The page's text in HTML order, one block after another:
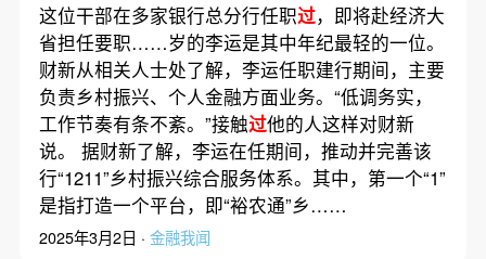
这位干部在多家银行总分行任职过，即将赴经济大
省担任要职……岁的李运是其中年纪最轻的一位。
财新从相关人士处了解，李运任职建行期间，主要
负责乡村振兴、个人金融方面业务。“低调务实，
工作节奏有条不紊。”接触过他的人这样对财新
说。 据财新了解，李运在任期间，推动并完善该
行“1211”乡村振兴综合服务体系。其中，第一个“1”
是指打造一个平台，即“裕农通”乡……
2025年3月2日 · 金融我闻